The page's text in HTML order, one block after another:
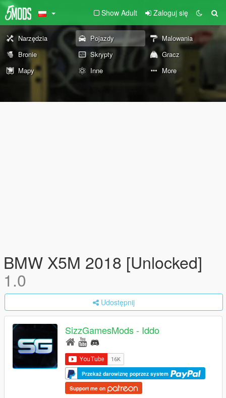
Show Adult Zaloguj się
Narzędzia Pojazdy
Malowania
Bronie
Skrypty
Gracz
Mapy
Inne More
BMW X5M 2018 [Unlocked]
1.0
Udostępnij
SizzGamesMods - Iddo
Przekaż darowiznę poprzez system
Support me on